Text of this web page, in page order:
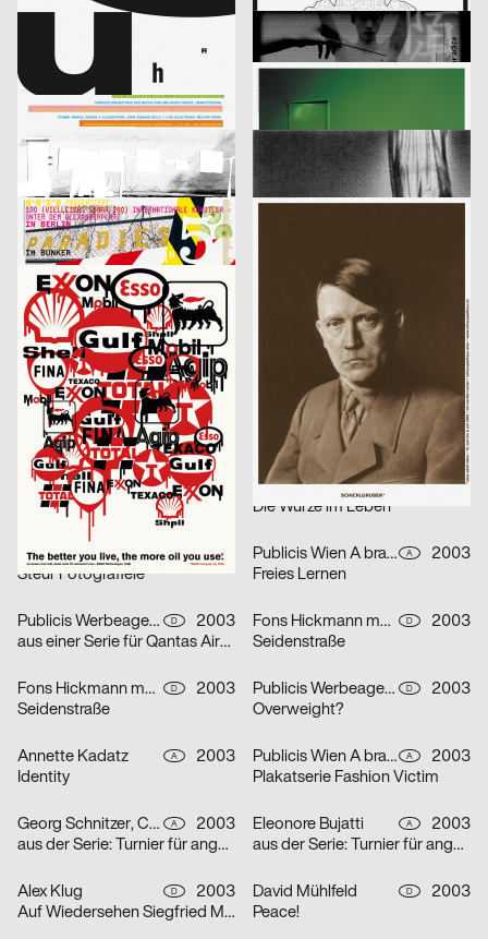
blotto design
2003
hesign D
2003
An Estranged Paradise
lmn
Musica Viva Konzert 26.02.2003
Marion Blomeyer
2003
Gedächtnisbilder
Fons Hickmann m23 D
2003
Die Toten
HardCase Design D
2003
Paradies No. 5
Franz Scholz D
2003
je besser man lebt…
11 Designer für Deutschland
Fons Hickmann m23 D
2003
Should i stay or should i go
Fons Hickmann m23
2003
Kleidersammlung
Publicis Wien A brand of Publicis Group Austria A
2003
Leistungsgruppe Sport
Publicis Werbeagentur GmbH
2003
U-Boot
Fons Hickmann m23 D
2003
Young and Social
Publicis Werbeagentur GmbH D
2003
Die Würze im Leben
Fons Hickmann m23 D
2003
Steur Fotografieie
Publicis Wien A brand of Publicis Group Austria A
2003
Freies Lernen
Publicis Werbeagentur GmbH D
2003
aus einer Serie für Qantas Airways Limited: one-way
Fons Hickmann m23 D
2003
Seidenstraße
Fons Hickmann m23 D
2003
Seidenstraße
Publicis Werbeagentur GmbH D
2003
Overweight?
Annette Kadatz A
2003
Identity
Publicis Wien A brand of Publicis Group Austria A
2003
Plakatserie Fashion Victim
Georg Schnitzer, Christoph Priglinger, Oliver Laric A
2003
aus der Serie: Turnier für angewandten Fussball 3
Eleonore Bujatti A
2003
aus der Serie: Turnier für angewandten Fussball 3
Alex Klug D
2003
Auf Wiedersehen Siegfried Maser
David Mühlfeld D
2003
Peace!